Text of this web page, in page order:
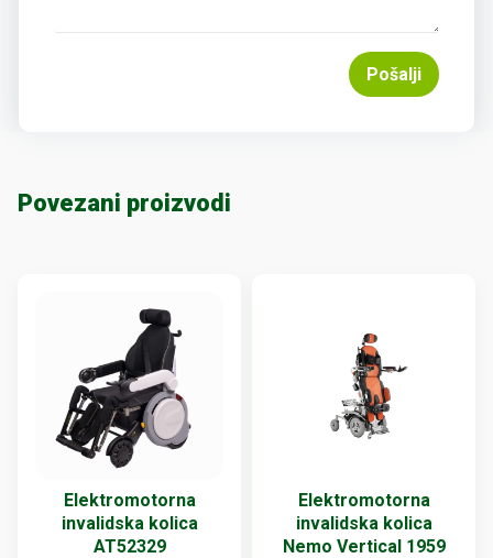
Pošalji
Povezani proizvodi
Elektromotorna
invalidska kolica
AT52329
Elektromotorna
invalidska kolica
Nemo Vertical 1959